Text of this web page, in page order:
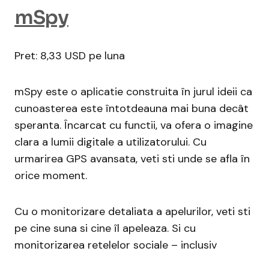
mSpy
Pret: 8,33 USD pe luna
mSpy este o aplicatie construita în jurul ideii ca
cunoasterea este întotdeauna mai buna decât
speranta. Încarcat cu functii, va ofera o imagine
clara a lumii digitale a utilizatorului. Cu
urmarirea GPS avansata, veti sti unde se afla în
orice moment.
Cu o monitorizare detaliata a apelurilor, veti sti
pe cine suna si cine îl apeleaza. Si cu
monitorizarea retelelor sociale – inclusiv